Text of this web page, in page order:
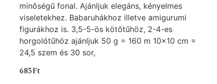
minőségű fonal. Ajánljuk elegáns, kényelmes
viseletekhez. Babaruhákhoz illetve amigurumi
figurákhoz is. 3,5-5-ös kötőtűhöz, 2-4-es
horgolótűhöz ajánljuk 50 g = 160 m 10×10 cm =
24,5 szem és 30 sor,
685Ft